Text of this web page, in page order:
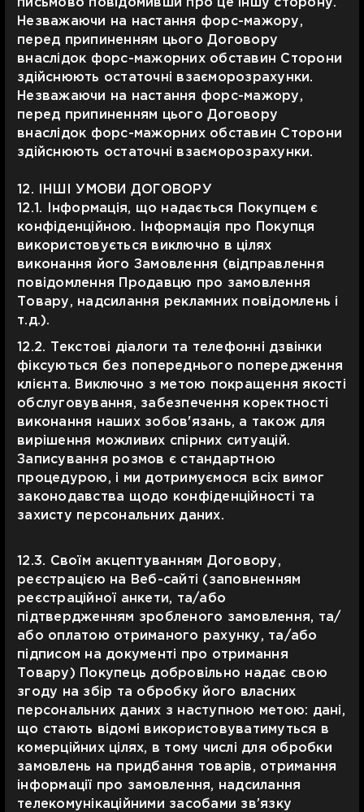
письмово повідомивши про це іншу сторону.
Незважаючи на настання форс-мажору,
перед припиненням цього Договору
внаслідок форс-мажорних обставин Сторони
здійснюють остаточні взаєморозрахунки.
Незважаючи на настання форс-мажору,
перед припиненням цього Договору
внаслідок форс-мажорних обставин Сторони
здійснюють остаточні взаєморозрахунки.
12. ІНШІ УМОВИ ДОГОВОРУ
12.1. Інформація, що надається Покупцем є
конфіденційною. Інформація про Покупця
використовується виключно в цілях
виконання його Замовлення (відправлення
повідомлення Продавцю про замовлення
Товару, надсилання рекламних повідомлень і
т.д.).
12.2. Текстові діалоги та телефонні дзвінки
фіксуються без попереднього попередження
клієнта. Виключно з метою покращення якості
обслуговування, забезпечення коректності
виконання наших зобов'язань, а також для
вирішення можливих спірних ситуацій.
Записування розмов є стандартною
процедурою, і ми дотримуємося всіх вимог
законодавства щодо конфіденційності та
захисту персональних даних.
12.3. Своїм акцептуванням Договору,
реєстрацією на Веб-сайті (заповненням
реєстраційної анкети, та/або
підтвердженням зробленого замовлення, та/
або оплатою отриманого рахунку, та/або
підписом на документі про отримання
Товару) Покупець добровільно надає свою
згоду на збір та обробку його власних
персональних даних з наступною метою: дані,
що стають відомі використовуватимуться в
комерційних цілях, в тому числі для обробки
замовлень на придбання товарів, отримання
інформації про замовлення, надсилання
телекомунікаційними засобами зв’язку